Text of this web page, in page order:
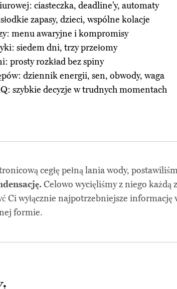
ciasteczka, deadline’y, automaty
zapasy, dzieci, wspólne kolacje
menu awaryjne i kompromisy
siedem dni, trzy przełomy
prosty rozkład bez spiny
dziennik energii, sen, obwody, waga
szybkie decyzje w trudnych momentach
cegłę pełną lania wody,
Celowo wycięliśmy z niego każdą
Ci wyłącznie najpotrzebniejsze informację
formie.